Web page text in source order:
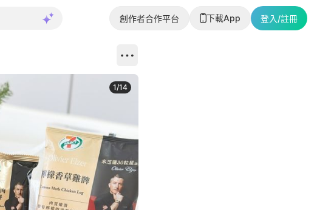
創作者合作平台 下載App 登入/註冊
1/14